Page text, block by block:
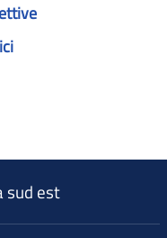
sud est